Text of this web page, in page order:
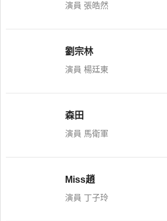
演員 張皓然
劉宗林
演員 楊廷東
森田
演員 馬衛軍
Miss趙
演員 丁子玲